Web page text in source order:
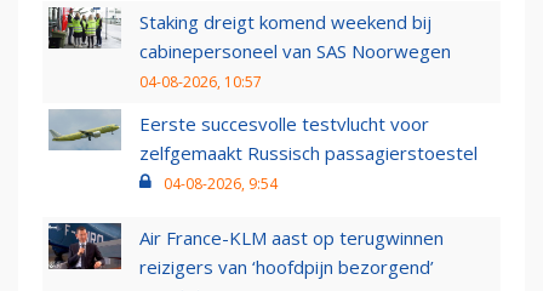
Staking dreigt komend weekend bij
cabinepersoneel van SAS Noorwegen
04-08-2026, 10:57
Eerste succesvolle testvlucht voor
zelfgemaakt Russisch passagierstoestel
04-08-2026, 9:54
Air France-KLM aast op terugwinnen
reizigers van ‘hoofdpijn bezorgend’